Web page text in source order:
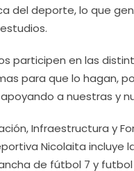
del deporte, lo que
participen en las
para que lo hagan,
a nuestras y
Infraestructura y
Nicolaita incluye
de fútbol 7 y